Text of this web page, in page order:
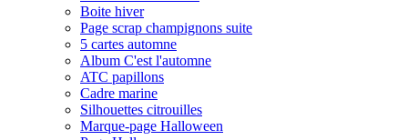
Boite hiver
Page scrap champignons suite
5 cartes automne
Album C'est l'automne
ATC papillons
Cadre marine
Silhouettes citrouilles
Marque-page Halloween